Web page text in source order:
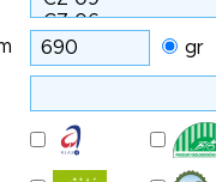
gr